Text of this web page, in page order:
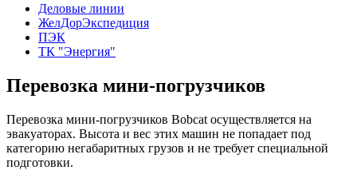
Деловые линии
ЖелДорЭкспедиция
ПЭК
ТК "Энергия"
Перевозка мини-погрузчиков
Перевозка мини-погрузчиков Bobcat осуществляется на
эвакуаторах. Высота и вес этих машин не попадает под
категорию негабаритных грузов и не требует специальной
подготовки.